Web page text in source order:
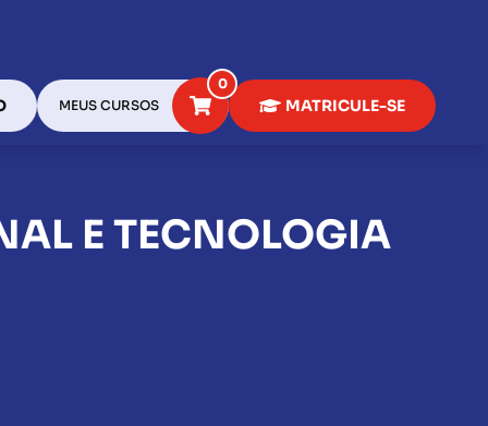
MEUS CURSOS
0
MATRICULE-SE
E TECNOLOGIA